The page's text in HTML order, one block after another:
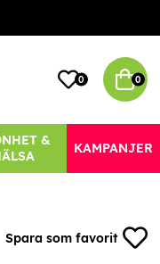
0 0
&
KAMPANJER
Spara som favorit